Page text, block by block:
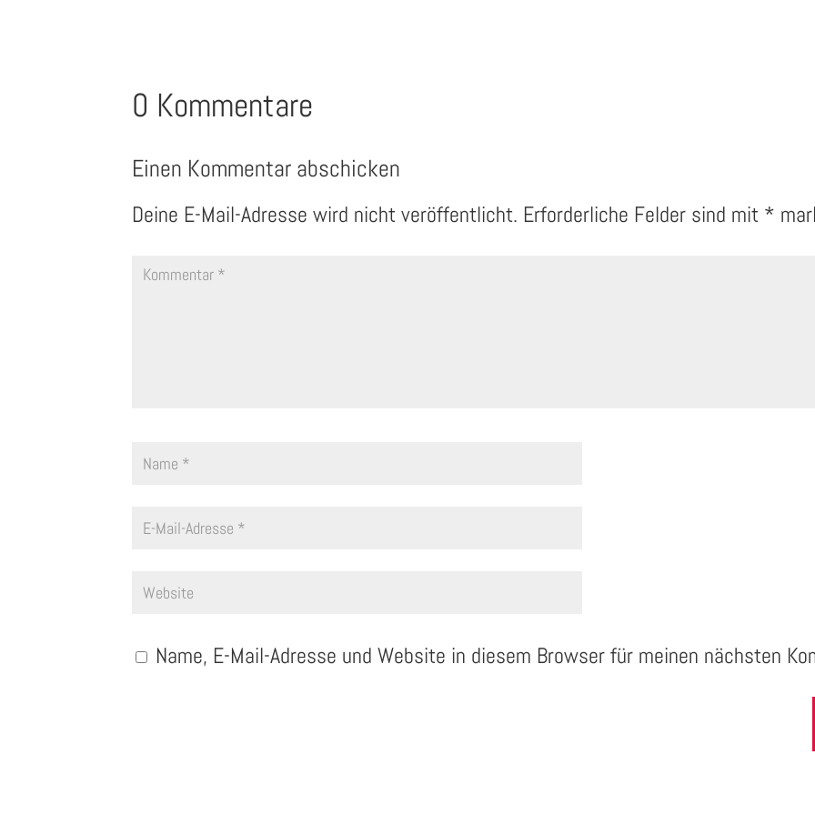
0 Kommentare
Einen Kommentar abschicken
Deine E-Mail-Adresse wird nicht veröffentlicht. Erforderliche Felder sind mit *
Name, E-Mail-Adresse und Website in diesem Browser für meinen nächsten